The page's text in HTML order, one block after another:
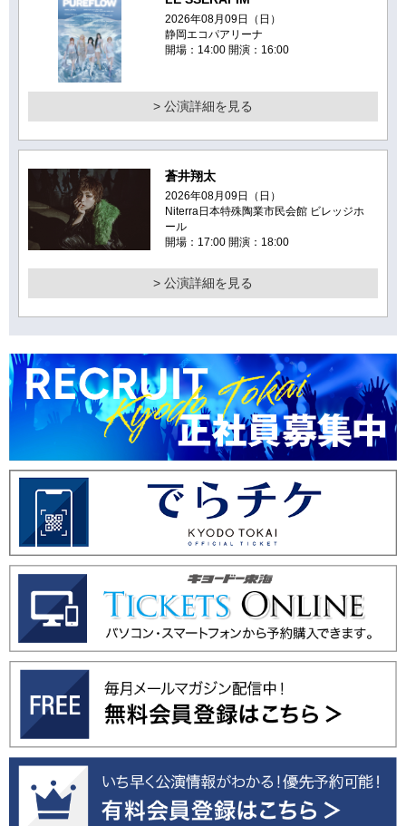
2026年08月09日（日）
静岡エコパアリーナ
開場：14:00 開演：16:00
> 公演詳細を見る
蒼井翔太
2026年08月09日（日）
Niterra日本特殊陶業市民会館 ビレッジホ
ール
開場：17:00 開演：18:00
> 公演詳細を見る